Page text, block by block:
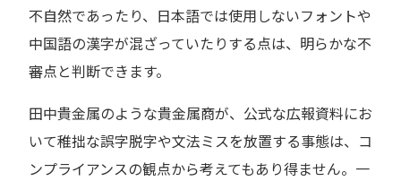
不自然であったり、日本語では使用しないフォントや
中国語の漢字が混ざっていたりする点は、明らかな不
審点と判断できます。
田中貴金属のような貴金属商が、公式な広報資料にお
いて稚拙な誤字脱字や文法ミスを放置する事態は、コ
ンプライアンスの観点から考えてもあり得ません。一